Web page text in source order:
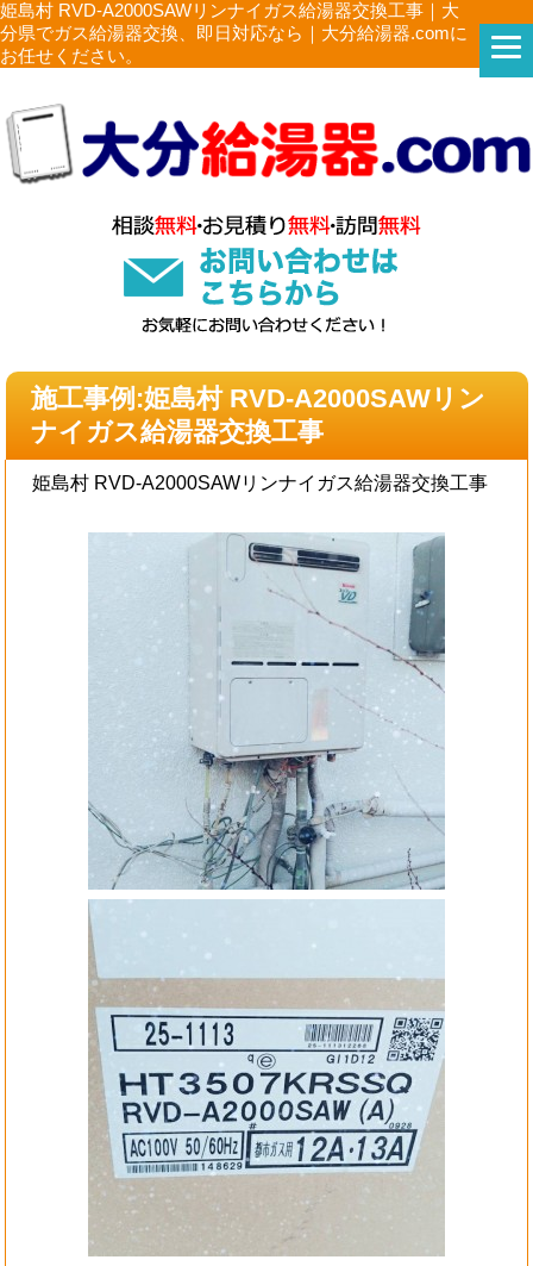
姫島村 RVD-A2000SAWリンナイガス給湯器交換工事｜大
分県でガス給湯器交換、即日対応なら｜大分給湯器.comに
お任せください。
施工事例:姫島村 RVD-A2000SAWリン
ナイガス給湯器交換工事
姫島村 RVD-A2000SAWリンナイガス給湯器交換工事